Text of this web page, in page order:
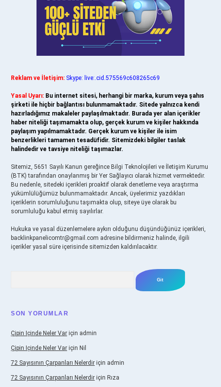
Reklam ve İletişim: Skype: live:.cid.575569c608265c69
Yasal Uyarı: Bu internet sitesi, herhangi bir marka, kurum veya şahıs
şirketi ile hiçbir bağlantısı bulunmamaktadır. Sitede yalnızca kendi
hazırladığımız makaleler paylaşılmaktadır. Burada yer alan içerikler
haber niteliği taşımamakta olup, gerçek kurum ve kişiler hakkında
paylaşım yapılmamaktadır. Gerçek kurum ve kişiler ile isim
benzerlikleri tamamen tesadüfidir. Sitemizdeki bilgiler taslak
halindedir ve tavsiye niteliği taşımazlar.
Sitemiz, 5651 Sayılı Kanun gereğince Bilgi Teknolojileri ve İletişim Kurumu
(BTK) tarafından onaylanmış bir Yer Sağlayıcı olarak hizmet vermektedir.
Bu nedenle, sitedeki içerikleri proaktif olarak denetleme veya araştırma
yükümlülüğümüz bulunmamaktadır. Ancak, üyelerimiz yazdıkları
içeriklerin sorumluluğunu taşımakta olup, siteye üye olarak bu
sorumluluğu kabul etmiş sayılırlar.
Hukuka ve yasal düzenlemelere aykırı olduğunu düşündüğünüz içerikleri,
backlinkpanelicomtr@gmail.com adresine bildirmeniz halinde, ilgili
içerikler yasal süre içerisinde sitemizden kaldırılacaktır.
SON YORUMLAR
Çipin Içinde Neler Var için admin
Çipin Içinde Neler Var için Nil
72 Sayısının Çarpanları Nelerdir için admin
72 Sayısının Çarpanları Nelerdir için Rıza